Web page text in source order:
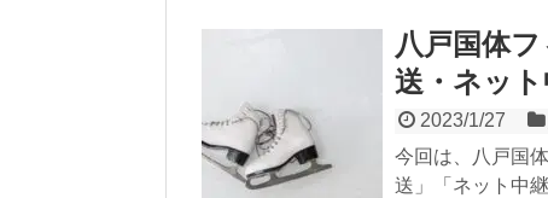
八戸国体
送・ネッ
2023/1/27
今回は、八戸国
送」「ネット中